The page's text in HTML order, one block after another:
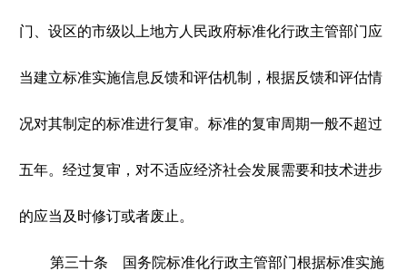
门、设区的市级以上地方人民政府标准化行政主管部门应
当建立标准实施信息反馈和评估机制，根据反馈和评估情
况对其制定的标准进行复审。标准的复审周期一般不超过
五年。经过复审，对不适应经济社会发展需要和技术进步
的应当及时修订或者废止。
第三十条 国务院标准化行政主管部门根据标准实施